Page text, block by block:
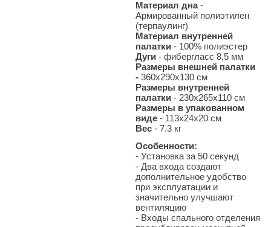
Материал дна-
Армированный полиэтилен
(терпаулинг)
Материал внутренней
палатки - 100% полиэстер
Дуги - фибергласс 8,5 мм
Размеры внешней палатки
- 360х290х130 см
Размеры внутренней
палатки - 230х265х110 см
Размеры в упакованном
виде - 113x24x20 см
Вес - 7.3 кг
Особенности:
- Установка за 50 секунд
- Два входа создают
дополнительное удобство
при эксплуатации и
значительно улучшают
вентиляцию
- Входы спального отделения